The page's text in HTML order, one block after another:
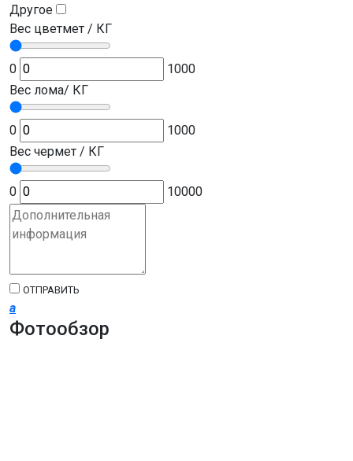
Другое
Вес цветмет / КГ
0
1000
Вес лома/ КГ
0
1000
Вес чермет / КГ
0 10000
ОТПРАВИТЬ
a
Фотообзор